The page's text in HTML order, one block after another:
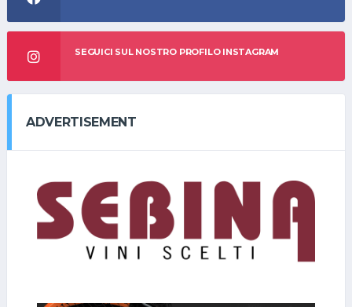
SEGUICI SUL NOSTRO PROFILO INSTAGRAM
ADVERTISEMENT